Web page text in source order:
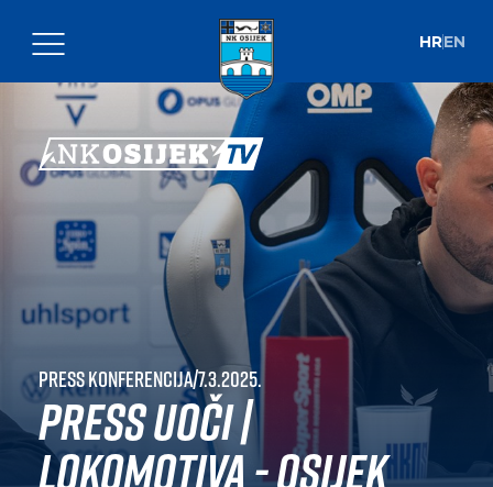
HREN
Press konferencija|7.3.2025.
Press uoči |
Lokomotiva - Osijek